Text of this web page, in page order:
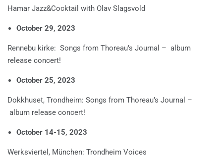
Hamar Jazz&Cocktail with Olav Slagsvold
October 29, 2023
Rennebu kirke: Songs from Thoreau’s Journal – album
release concert!
October 25, 2023
Dokkhuset, Trondheim: Songs from Thoreau’s Journal –
album release concert!
October 14-15, 2023
Werksviertel, München: Trondheim Voices